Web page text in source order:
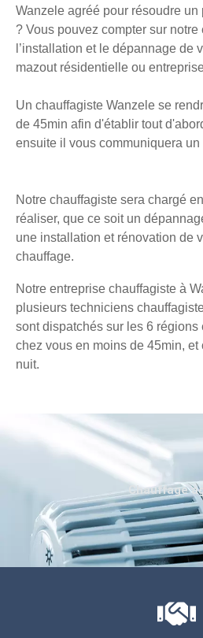
Wanzele agréé pour résoudre
? Vous pouvez compter sur notre
l’installation et le dépannage de
mazout résidentielle ou
Un chauffagiste Wanzele se
de 45min afin d'établir tout
ensuite il vous communiquera un
Notre chauffagiste sera chargé
réaliser, que ce soit un
une installation et rénovation de
chauffage.
Notre entreprise chauffagiste à
plusieurs techniciens
sont dispatchés sur les 6 régions
chez vous en moins de 45min, et
nuit.
Chauffage